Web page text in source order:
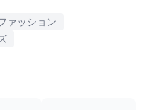
ァッション